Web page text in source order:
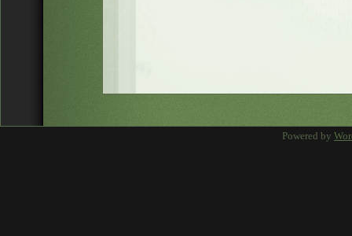
Powered by